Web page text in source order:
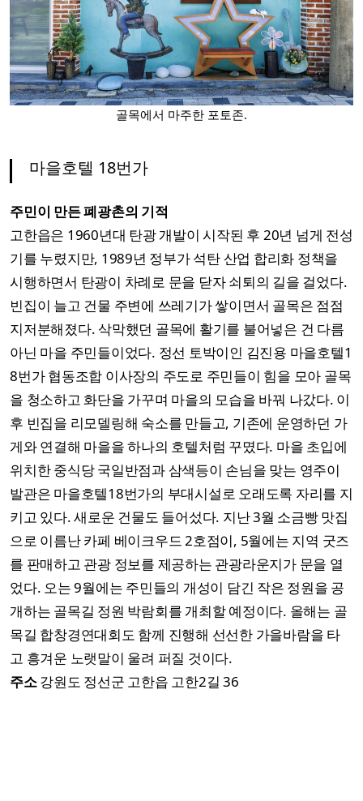
골목에서 마주한 포토존.
마을호텔 18번가
주민이 만든 폐광촌의 기적
고한읍은 1960년대 탄광 개발이 시작된 후 20년 넘게 전성
기를 누렸지만, 1989년 정부가 석탄 산업 합리화 정책을
시행하면서 탄광이 차례로 문을 닫자 쇠퇴의 길을 걸었다.
빈집이 늘고 건물 주변에 쓰레기가 쌓이면서 골목은 점점
지저분해졌다. 삭막했던 골목에 활기를 불어넣은 건 다름
아닌 마을 주민들이었다. 정선 토박이인 김진용 마을호텔1
8번가 협동조합 이사장의 주도로 주민들이 힘을 모아 골목
을 청소하고 화단을 가꾸며 마을의 모습을 바꿔 나갔다. 이
후 빈집을 리모델링해 숙소를 만들고, 기존에 운영하던 가
게와 연결해 마을을 하나의 호텔처럼 꾸몄다. 마을 초입에
위치한 중식당 국일반점과 삼색등이 손님을 맞는 영주이
발관은 마을호텔18번가의 부대시설로 오래도록 자리를 지
키고 있다. 새로운 건물도 들어섰다. 지난 3월 소금빵 맛집
으로 이름난 카페 베이크우드 2호점이, 5월에는 지역 굿즈
를 판매하고 관광 정보를 제공하는 관광라운지가 문을 열
었다. 오는 9월에는 주민들의 개성이 담긴 작은 정원을 공
개하는 골목길 정원 박람회를 개최할 예정이다. 올해는 골
목길 합창경연대회도 함께 진행해 선선한 가을바람을 타
고 흥겨운 노랫말이 울려 퍼질 것이다.
주소강원도 정선군 고한읍 고한2길 36